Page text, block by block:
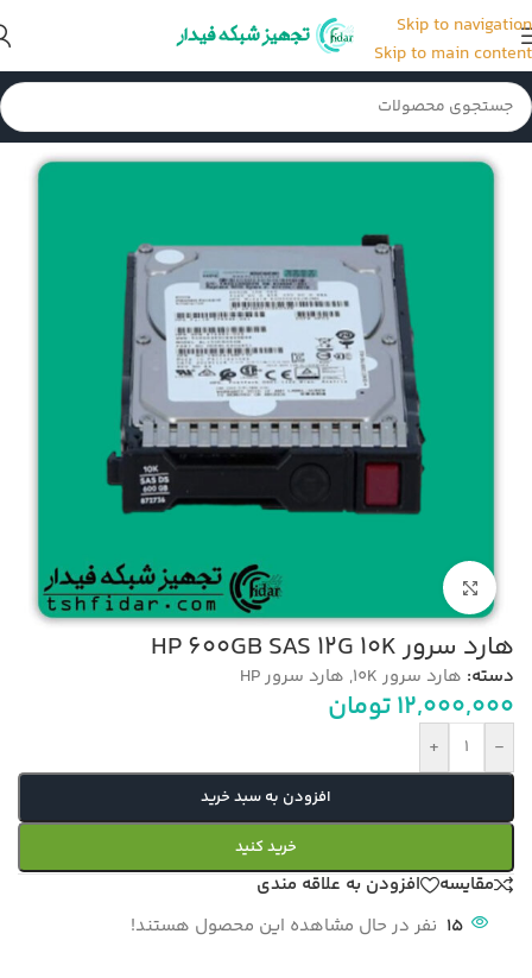
Skip to navigation
Skip to main content
خانه/هارد سرور HP /هارد سرور 10K
بزرگنمایی تصویر
هارد سرور HP 600GB SAS 12G 10K
دسته: هارد سرور 10K , هارد سرور HP
12,000,000تومان
-
+
افزودن به سبد خرید
خرید کنید
مقایسه
افزودن به علاقه مندی
15 نفر در حال مشاهده این محصول هستند!